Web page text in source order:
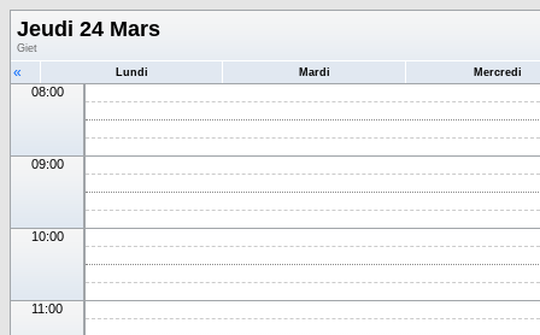
Jeudi 24 Mars
Giet
« Lundi Mardi Mercredi
08:00
09:00
10:00
11:00